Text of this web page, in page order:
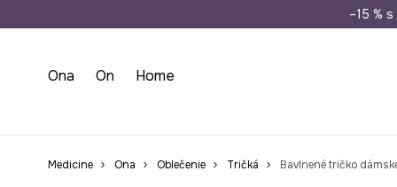
Doprava–15 %
Ona On Home
Medicine Ona Oblečenie Tričká Bavlnené tričko